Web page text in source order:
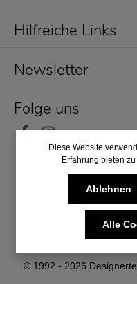
Newsletter
Folge uns
Hilfreiche Links
© 1992 - 2026
* Alle Preise inkl. gesetzl.
und ggf.
Diese Website
Erfahrung bieten
Ablehnen
Alle